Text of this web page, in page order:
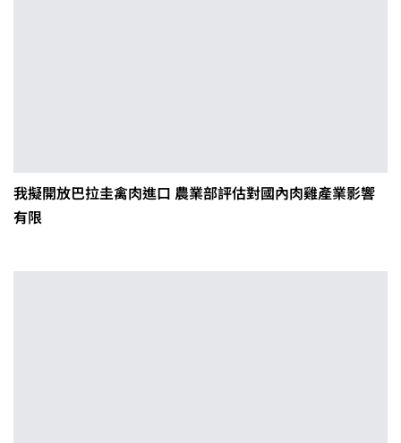
我擬開放巴拉圭禽肉進口 農業部評估對國內肉雞產業影響
有限